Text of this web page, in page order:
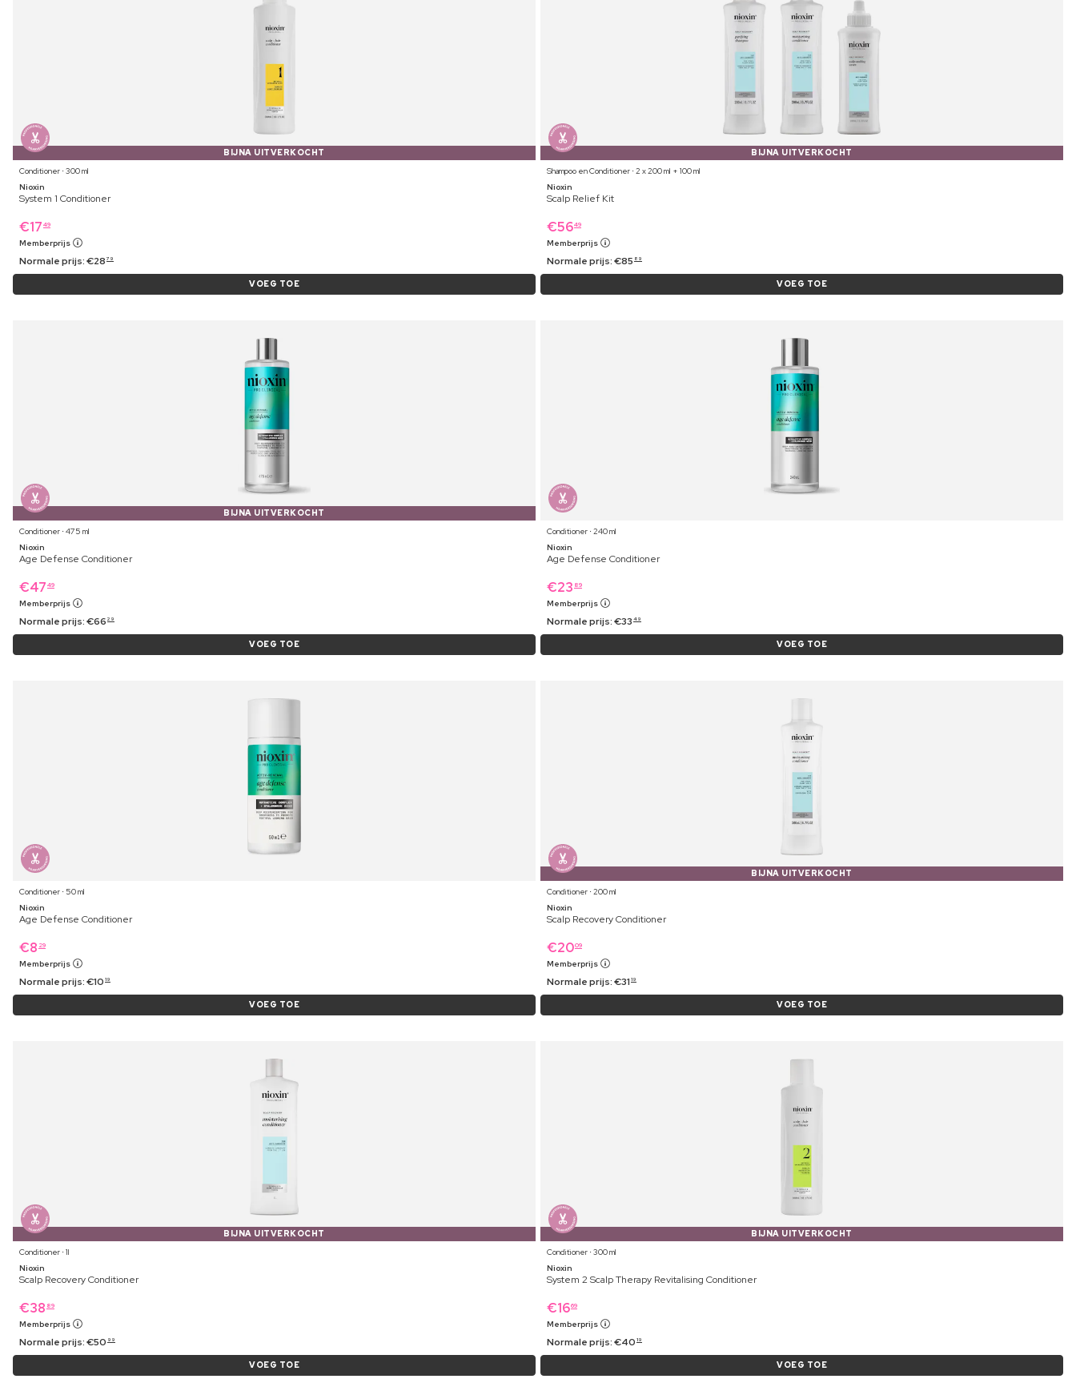
BIJNA UITVERKOCHT
Conditioner ⋅ 300 ml
Nioxin
System 1 Conditioner
€17 49
Memberprijs
Normale prijs:€28 79
VOEG TOE
BIJNA UITVERKOCHT
Shampoo en Conditioner ⋅ 2 x 200 ml + 100 ml
Nioxin
Scalp Relief Kit
€5649
Memberprijs
Normale prijs:€85 89
VOEG TOE
BIJNA UITVERKOCHT
Conditioner ⋅ 475 ml
Nioxin
Age Defense Conditioner
€47 49
Memberprijs
Normale prijs:€66 29
VOEG TOE
Conditioner ⋅ 240 ml
Nioxin
Age Defense Conditioner
€23 89
Memberprijs
Normale prijs:€33 49
VOEG TOE
Conditioner ⋅ 50 ml
Nioxin
Age Defense Conditioner
€8 29
Memberprijs
Normale prijs:€10 19
VOEG TOE
BIJNA UITVERKOCHT
Conditioner ⋅ 200 ml
Nioxin
Scalp Recovery Conditioner
€2009
Memberprijs
Normale prijs:€31 19
VOEG TOE
BIJNA UITVERKOCHT
Conditioner ⋅ 1l
Nioxin
Scalp Recovery Conditioner
€38 89
Memberprijs
Normale prijs:€50 99
VOEG TOE
BIJNA UITVERKOCHT
Conditioner ⋅ 300 ml
Nioxin
System 2 Scalp Therapy Revitalising Conditioner
€1669
Memberprijs
Normale prijs:€40 19
VOEG TOE